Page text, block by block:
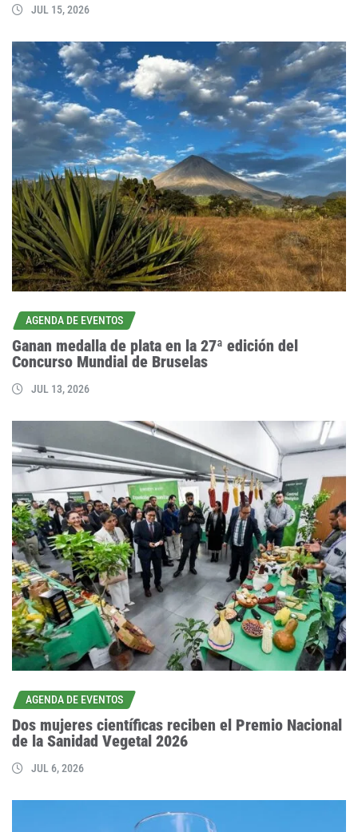
JUL 15, 2026
AGENDA DE EVENTOS
Ganan medalla de plata en la 27ª edición del
Concurso Mundial de Bruselas
JUL 13, 2026
AGENDA DE EVENTOS
Dos mujeres científicas reciben el Premio Nacional
de la Sanidad Vegetal 2026
JUL 6, 2026